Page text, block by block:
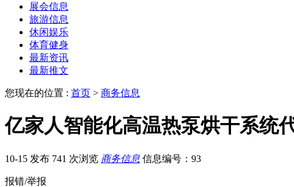
展会信息
旅游信息
休闲娱乐
体育健身
最新资讯
最新推文
您现在的位置 : 首页 > 商务信息
亿家人智能化高温热泵烘干系统
10-15 发布 741 次浏览 商务信息 信息编号：93
报错/举报